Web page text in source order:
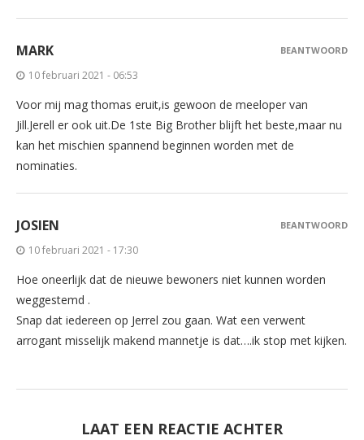
MARK
10 februari 2021 - 06:53
Voor mij mag thomas eruit,is gewoon de meeloper van
Jill.Jerell er ook uit.De 1ste Big Brother blijft het beste,maar nu
kan het mischien spannend beginnen worden met de
nominaties.
BEANTWOORD
JOSIEN
10 februari 2021 - 17:30
Hoe oneerlijk dat de nieuwe bewoners niet kunnen worden
weggestemd .
Snap dat iedereen op Jerrel zou gaan. Wat een verwent
arrogant misselijk makend mannetje is dat….ik stop met kijken.
BEANTWOORD
LAAT EEN REACTIE ACHTER